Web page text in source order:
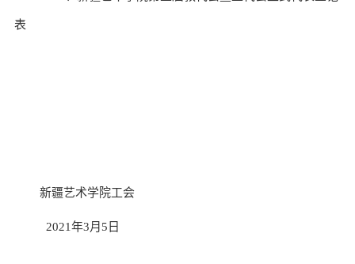
表
新疆艺术学院工会
2021年3月 5 日